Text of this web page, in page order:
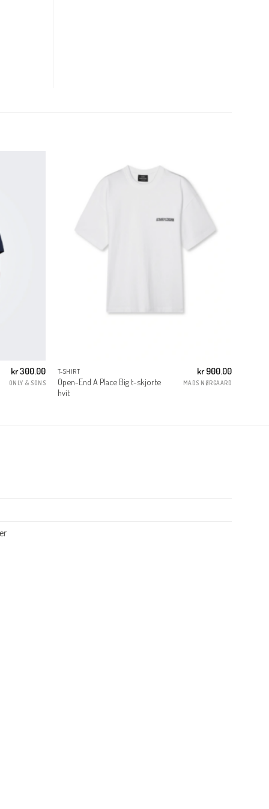
kr300.00
ONLY & SONS
T-SHIRT
Open-End A Place Big t-skjorte
hvit
kr900.00
MADS NØRGAARD